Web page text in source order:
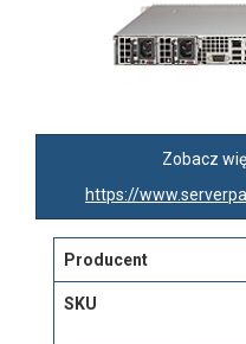
Zobacz
https://
Producent
SKU